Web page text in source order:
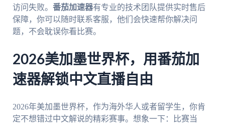
访问失败。 番茄加速器有专业的技术团队提供实时售后
保障，你可以随时联系客服，他们会快速帮你解决问
题，不会耽误你看比赛。
2026美加墨世界杯，用番茄加
速器解锁中文直播自由
2026年美加墨世界杯，作为海外华人或者留学生，你肯
定不想错过中文解说的精彩赛事。想象一下：比赛当